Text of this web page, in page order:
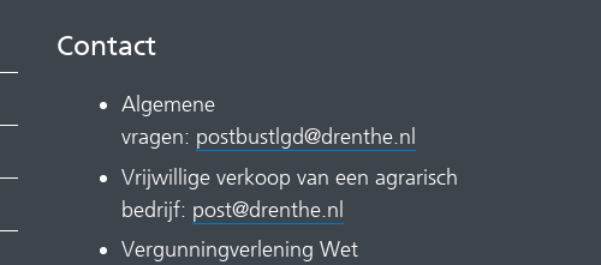
Contact
Algemene
vragen: postbustlgd@drenthe.nl
Vrijwillige verkoop van een agrarisch
bedrijf: post@drenthe.nl
Vergunningverlening Wet